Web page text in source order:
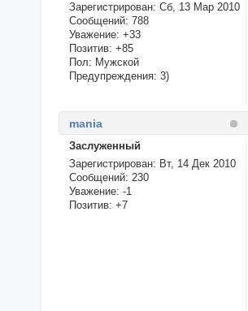
Зарегистрирован: Сб, 13 Мар 2010
Сообщений: 788
Уважение: +33
Позитив: +85
Пол: Мужской
Предупреждения: 3)
mania
Заслуженный
Зарегистрирован: Вт, 14 Дек 2010
Сообщений: 230
Уважение: -1
Позитив: +7